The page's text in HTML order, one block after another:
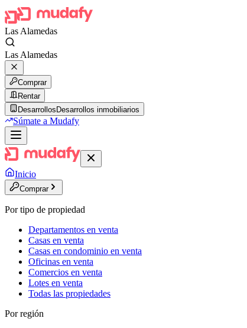
Las Alamedas
Las Alamedas
Comprar
Rentar
Desarrollos Desarrollos inmobiliarios
Súmate a Mudafy
Inicio
Comprar
Por tipo de propiedad
Departamentos en venta
Casas en venta
Casas en condominio en venta
Oficinas en venta
Comercios en venta
Lotes en venta
Todas las propiedades
Por región